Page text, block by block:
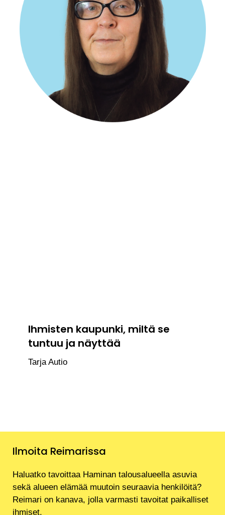
Ihmisten kaupunki, miltä se
tuntuu ja näyttää
Tarja Autio
Ilmoita Reimarissa
Haluatko tavoittaa Haminan talousalueella asuvia
sekä alueen elämää muutoin seuraavia henkilöitä?
Reimari on kanava, jolla varmasti tavoitat paikalliset
ihmiset.